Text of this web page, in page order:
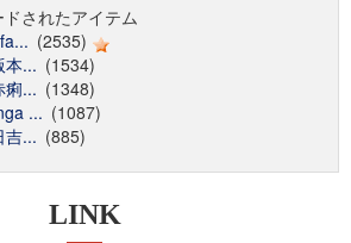
されたアイテム
(2535)
本... (1534)
痢... (1348)
... (1087)
吉... (885)
LINK